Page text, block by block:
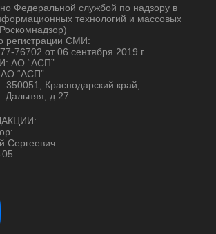
Федеральной службой по надзору в
технологий и массовых
регистрации СМИ:
76702 от 06 сентября 2019 г.
АО “АСП”
“АСП”
350051, Краснодарский край,
Дальняя, д.27
Сергеевич